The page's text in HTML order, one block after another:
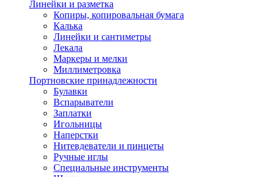
Линейки и разметка
Копиры, копировальная бумага
Калька
Линейки и сантиметры
Лекала
Маркеры и мелки
Миллиметровка
Портновские принадлежности
Булавки
Вспарыватели
Заплатки
Игольницы
Наперстки
Нитевдеватели и пинцеты
Ручные иглы
Специальные инструменты